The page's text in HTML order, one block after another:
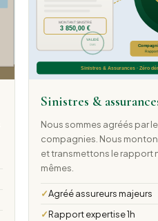
Sinistres &
Nous sommes agréés par
compagnies. Nous
et transmettons le rapport
mêmes.
Agréé assureurs majeurs
Rapport expertise 1h